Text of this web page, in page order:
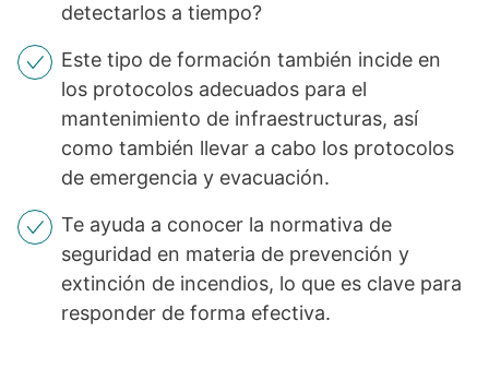
detectarlos a tiempo?
Este tipo de formación también incide en
los protocolos adecuados para el
mantenimiento de infraestructuras, así
como también llevar a cabo los protocolos
de emergencia y evacuación.
Te ayuda a conocer la normativa de
seguridad en materia de prevención y
extinción de incendios, lo que es clave para
responder de forma efectiva.